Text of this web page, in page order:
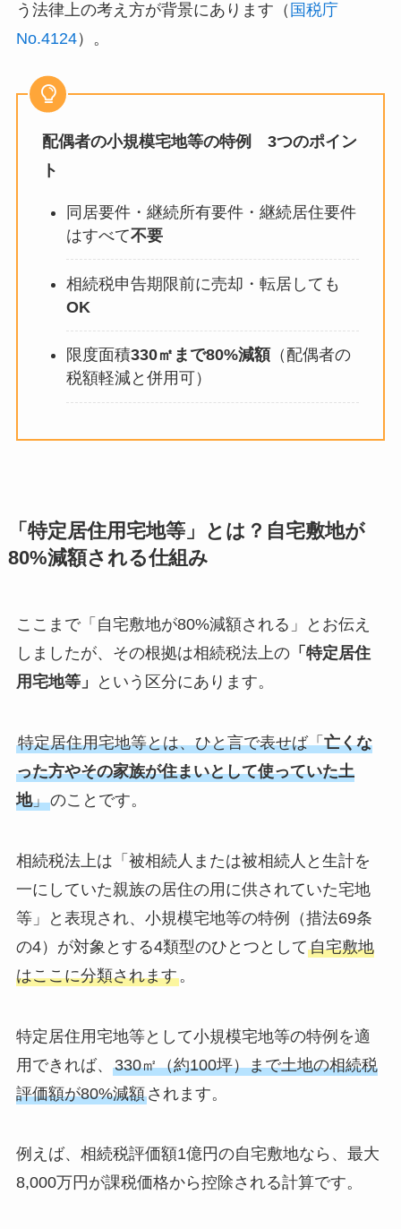
う法律上の考え方が背景にあります（ 国税庁
No.4124）。
配偶者の小規模宅地等の特例 3つのポイン
ト
同居要件・継続所有要件・継続居住要件
はすべて不要
相続税申告期限前に売却・転居しても
OK
限度面積330㎡まで80%減額（配偶者の
税額軽減と併用可）
「特定居住用宅地等」とは？自宅敷地が
80%減額される仕組み
ここまで「自宅敷地が80%減額される」とお伝え
しましたが、その根拠は相続税法上の「特定居住
用宅地等」
という区分にあります。
特定居住用宅地等とは、ひと言で表せば「亡くな
った方やその家族が住まいとして使っていた土
地」のことです。
相続税法上は「被相続人または被相続人と生計を
一にしていた親族の居住の用に供されていた宅地
等」と表現され、小規模宅地等の特例（措法69条
の4）が対象とする4類型のひとつとして自宅敷地
はここに分類されます。
特定居住用宅地等として小規模宅地等の特例を適
用できれば、 330㎡（約100坪）まで土地の相続税
評価額が80%減額されます。
例えば、相続税評価額1億円の自宅敷地なら、最大
8,000万円が課税価格から控除される計算です。